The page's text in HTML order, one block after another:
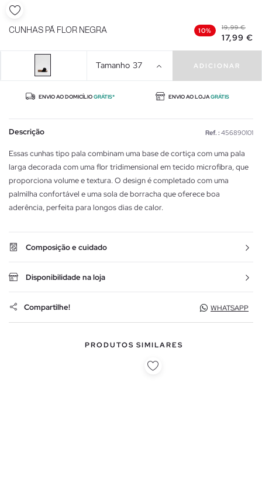
CUNHAS PÁ FLOR NEGRA 10% 19,99 €
17,99 €
Tamanho 37 ADICIONAR
ENVIO AO DOMICÍLIOGRÁTIS* ENVIO AO LOJAGRÁTIS
Descrição Ref. : 456890101
Essas cunhas tipo pala combinam uma base de cortiça com uma pala
larga decorada com uma flor tridimensional em tecido microfibra, que
proporciona volume e textura. O design é completado com uma
palmilha confortável e uma sola de borracha que oferece boa
aderência, perfeita para longos dias de calor.
Composição e cuidado
Disponibilidade na loja
Compartilhe! WHATSAPP
PRODUTOS SIMILARES